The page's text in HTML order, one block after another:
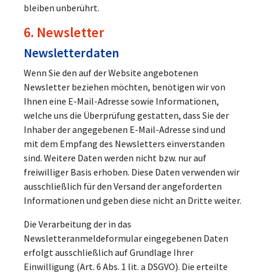
bleiben unberührt.
6. Newsletter
Newsletter­daten
Wenn Sie den auf der Website angebotenen
Newsletter beziehen möchten, benötigen wir von
Ihnen eine E-Mail-Adresse sowie Informationen,
welche uns die Überprüfung gestatten, dass Sie der
Inhaber der angegebenen E-Mail-Adresse sind und
mit dem Empfang des Newsletters einverstanden
sind. Weitere Daten werden nicht bzw. nur auf
freiwilliger Basis erhoben. Diese Daten verwenden wir
ausschließlich für den Versand der angeforderten
Informationen und geben diese nicht an Dritte weiter.
Die Verarbeitung der in das
Newsletteranmeldeformular eingegebenen Daten
erfolgt ausschließlich auf Grundlage Ihrer
Einwilligung (Art. 6 Abs. 1 lit. a DSGVO). Die erteilte